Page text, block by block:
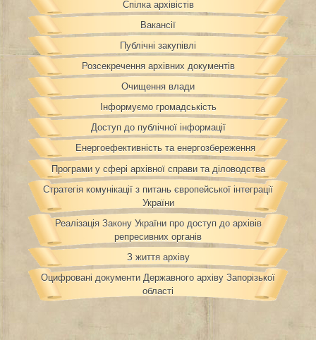
Спілка архівістів
Вакансії
Публічні закупівлі
Розсекречення архівних документів
Очищення влади
Інформуємо громадськість
Доступ до публічної інформації
Енергоефективність та енергозбереження
Програми у сфері архівної справи та діловодства
Стратегія комунікації з питань європейської інтеграції
України
Реалізація Закону України про доступ до архівів
репресивних органів
З життя архіву
Оцифровані документи Державного архіву Запорізької
області